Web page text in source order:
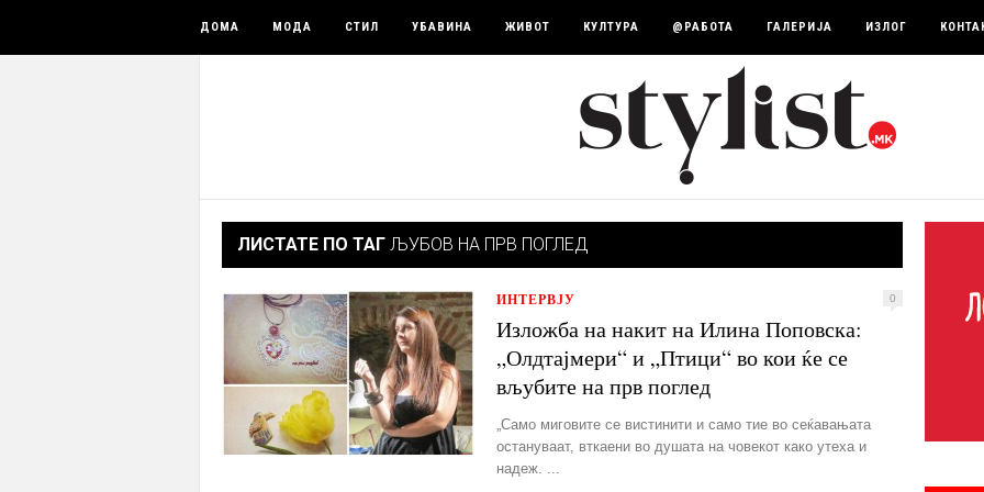
ДОМА МОДА СТИЛ УБАВИНА ЖИВОТ КУЛТУРА @РАБОТА ГАЛЕРИЈА ИЗЛОГ
ЛИСТАТЕ ПО ТАГ ЉУБОВ НА ПРВ ПОГЛЕД
ИНТЕРВЈУ 0
Изложба на накит на Илина Поповска:
„Олдтајмери“ и „Птици“ во кои ќе се
вљубите на прв поглед
„Само миговите се вистинити и само тие во сеќавањата
остануваат, вткаени во душата на човекот како утеха и
надеж. ...